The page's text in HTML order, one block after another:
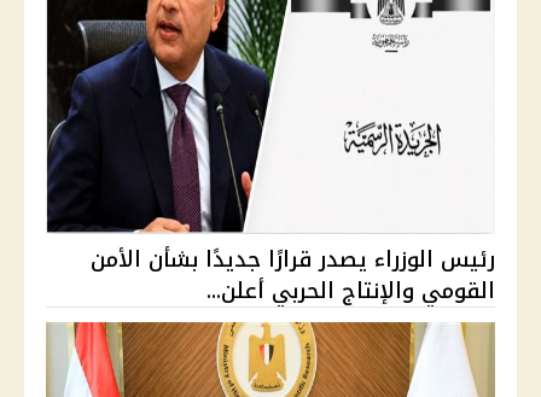
رئيس الوزراء يصدر قرارًا جديدًا بشأن الأمن
القومي والإنتاج الحربي أعلن...